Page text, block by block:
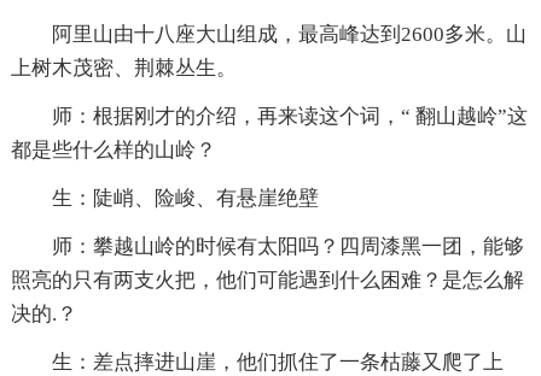
阿里山由十八座大山组成，最高峰达到2600多米。山
上树木茂密、荆棘丛生。
师：根据刚才的介绍，再来读这个词，“ 翻山越岭”这
都是些什么样的山岭？
生：陡峭、险峻、有悬崖绝壁
师：攀越山岭的时候有太阳吗？四周漆黑一团，能够
照亮的只有两支火把，他们可能遇到什么困难？是怎么解
决的.？
生：差点摔进山崖，他们抓住了一条枯藤又爬了上